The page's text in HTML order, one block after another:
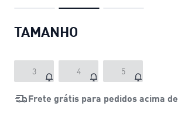
TAMANHO
3 4 5
Frete grátis para pedidos acima de